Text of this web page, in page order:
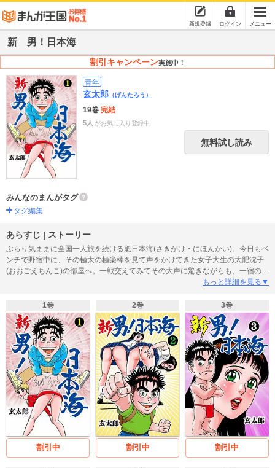
新規登録 ログイン メニュー
新 男！日本海
割引キャンペーン実施中！
青年
玄太郎 （げんたろう）
19巻 完結
5人 がお気に入り登録中
無料試し読み
みんなのまんがタグ
タグ編集
あらすじ | ストーリー
ぶらり気ままに全国一人旅を続ける魁日本海(さきがけ・にほんかい)。今日もベ
ンチで野宿中に、その極太の極楽棒を見て声をかけてきた女子大生の大肥沈子
(おおごえちんこ)の部屋へ。一戦交えてみてその大声に驚きながらも、一宿の恩
に感謝する日本海。そして一週間後、沈子から女子大のクリスマスパーティー
日本縦断、いろんな女性とハメ行脚。おバカ全開のエロチックロードコメデ
ィ！
もっと詳細を見る▼
1巻
割引中
2巻
割引中
3巻
割引中